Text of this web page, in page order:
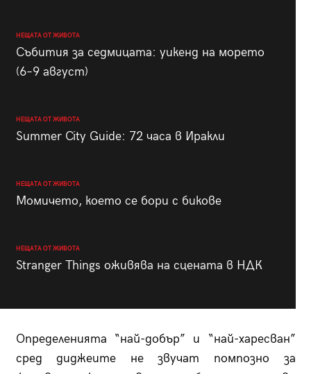
НЕЩАТА ОТ ЖИВОТА
Събития за седмицата: уикенд на морето
(6–9 август)
НЕЩАТА ОТ ЖИВОТА
Summer City Guide: 72 часа в Иракли
НЕЩАТА ОТ ЖИВОТА
Момичето, което се бори с бикове
НЕЩАТА ОТ ЖИВОТА
Stranger Things оживява на сцената в НДК
Определенията “най-добър” и “най-харесван”
сред диджеите не звучат помпозно за